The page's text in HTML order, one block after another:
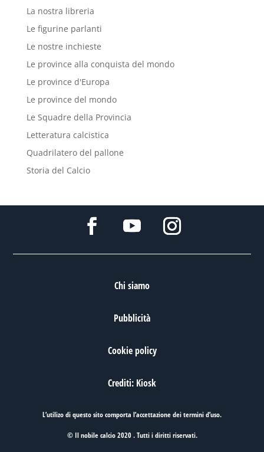
La nostra libreria
Le figurine parlanti
Le nostre inchieste
Le province alla conquista del mondo
Le province d'Europa
Le province del mondo
Le Squadre della Provincia
Letteratura calcistica
Quadrilatero del pallone
Storia del Calcio
Chi siamo
Pubblicità
Cookie policy
Crediti: Kiosk
L’utilizo di questo sito comporta l’accettazione deitermini d’uso.
© Il nobile calcio 2020 . Tutti i diritti riservati.